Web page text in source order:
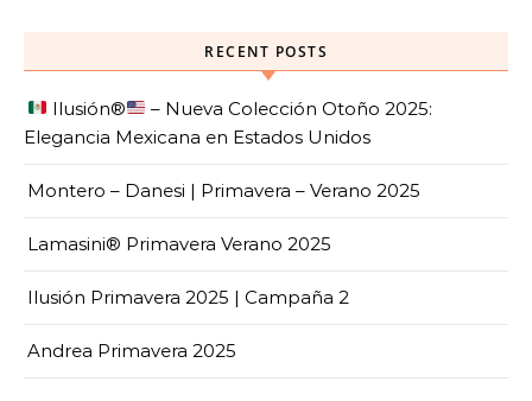
RECENT POSTS
Ilusión®️
– Nueva Colección Otoño 2025:
Elegancia Mexicana en Estados Unidos
Montero – Danesi | Primavera – Verano 2025
Lamasini® Primavera Verano 2025
Ilusión Primavera 2025 | Campaña 2
Andrea Primavera 2025